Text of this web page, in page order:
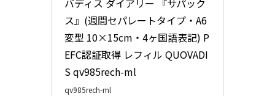
バディス ダイアリー 『サパック
ス』(週間セパレートタイプ・A6
変型 10×15cm・4ヶ国語表記) P
EFC認証取得 レフィル QUOVADI
S qv985rech-ml
qv985rech-ml